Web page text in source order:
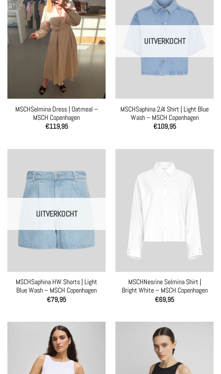
MSCHSelmina Dress | Oatmeal –
MSCH Copenhagen
€119,95
UITVERKOCHT
MSCHSaphina 2/4 Shirt | Light Blue
Wash – MSCH Copenhagen
€109,95
UITVERKOCHT
MSCHSaphina HW Shorts | Light
Blue Wash – MSCH Copenhagen
€79,95
MSCHNesrine Selmina Shirt |
Bright White – MSCH Copenhagen
€69,95